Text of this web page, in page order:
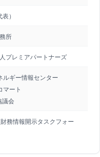
）
所
プレミアパートナーズ
ルギー情報センター
マート
議会
務情報開示タスクフォー